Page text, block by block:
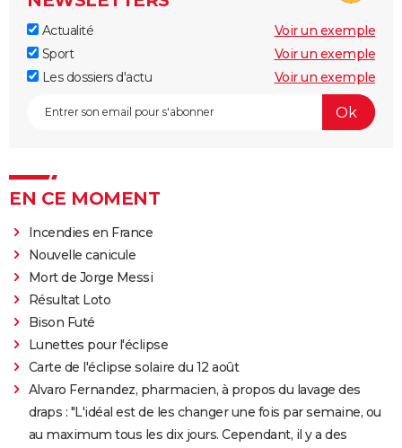
Actualité
Voir un exemple
Sport
Voir un exemple
Les dossiers d'actu
Voir un exemple
EN CE MOMENT
Incendies en France
Nouvelle canicule
Mort de Jorge Messi
Résultat Loto
Bison Futé
Lunettes pour l'éclipse
Carte de l'éclipse solaire du 12 août
Alvaro Fernandez, pharmacien, à propos du lavage des
draps : "L'idéal est de les changer une fois par semaine, ou
au maximum tous les dix jours. Cependant, il y a des